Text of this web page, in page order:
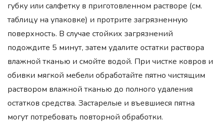
губку или салфетку в приготовленном растворе (см.
таблицу на упаковке) и протрите загрязненную
поверхность. В случае стойких загрязнений
подождите 5 минут, затем удалите остатки раствора
влажной тканью и смойте водой. При чистке ковров и
обивки мягкой мебели обработайте пятно чистящим
раствором влажной тканью до полного удаления
остатков средства. Застарелые и въевшиеся пятна
могут потребовать повторной обработки.